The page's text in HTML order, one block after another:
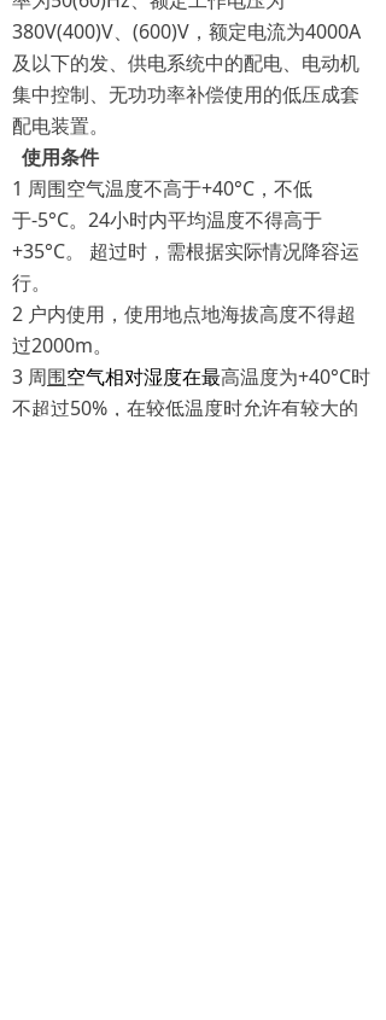
380V(400)V、(600)V，额定电流为4000A
及以下的发、供电系统中的配电、电动机
集中控制、无功功率补偿使用的低压成套
配电装置。
使用条件
1 周围空气温度不高于+40°C，不低
于-5°C。24小时内平均温度不得高于
+35°C。 超过时，需根据实际情况降容运
行。
2 户内使用，使用地点地海拔高度不得超
过2000m。
3 周围空气相对湿度在最高温度为+40°C时
不超过50%，在较低温度时允许有较大的